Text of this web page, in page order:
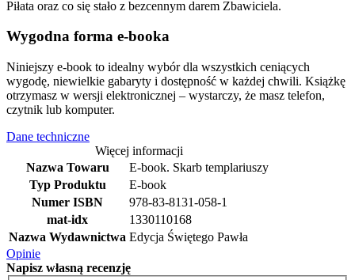
Piłata oraz co się stało z bezcennym darem Zbawiciela.
Wygodna forma e-booka
Niniejszy e-book to idealny wybór dla wszystkich ceniących
wygodę, niewielkie gabaryty i dostępność w każdej chwili. Książkę
otrzymasz w wersji elektronicznej – wystarczy, że masz telefon,
czytnik lub komputer.
Dane techniczne
Więcej informacji
Nazwa Towaru
E-book. Skarb templariuszy
Typ Produktu
E-book
Numer ISBN
978-83-8131-058-1
mat-idx
1330110168
Nazwa Wydawnictwa Edycja Świętego Pawła
Opinie
Napisz własną recenzję